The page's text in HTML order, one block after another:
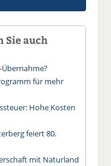
Sie auch
Übernahme?
für mehr
Hohe Kosten
feiert 80.
mit Naturland